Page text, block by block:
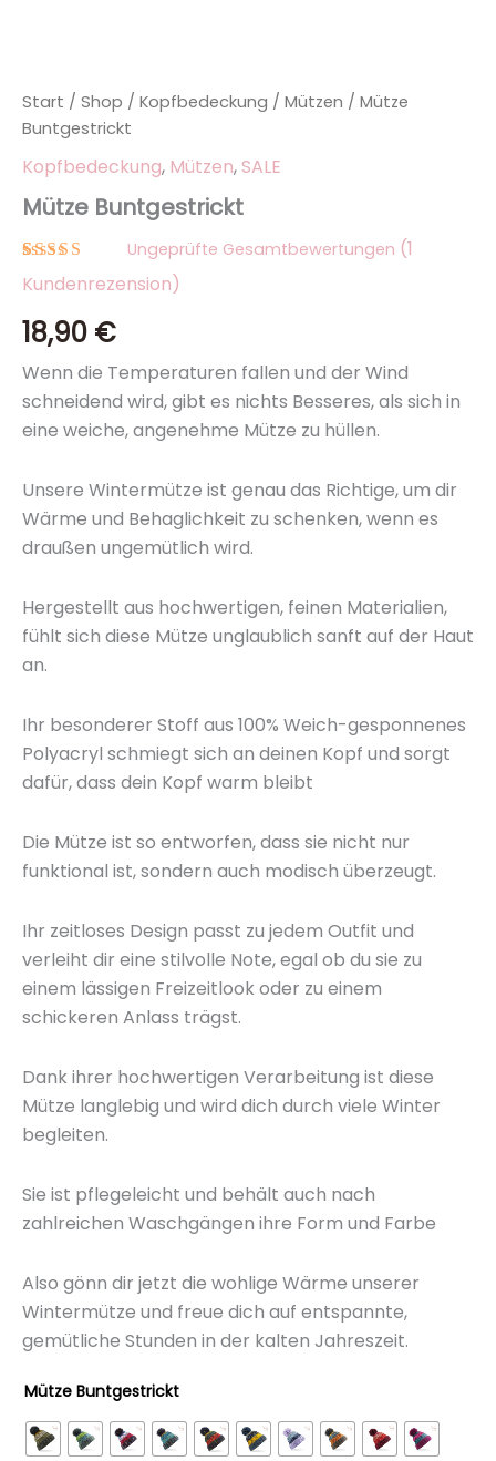
Start / Shop / Kopfbedeckung / Mützen / Mütze
Buntgestrickt
Kopfbedeckung, Mützen, SALE
Mütze Buntgestrickt
Bewertet
mit5.00
basierend
auf
1
Kundenbewertung
Ungeprüfte Gesamtbewertungen (1
Kundenrezension)
18,90 €
Wenn die Temperaturen fallen und der Wind
schneidend wird, gibt es nichts Besseres, als sich in
eine weiche, angenehme Mütze zu hüllen.
Unsere Wintermütze ist genau das Richtige, um dir
Wärme und Behaglichkeit zu schenken, wenn es
draußen ungemütlich wird.
Hergestellt aus hochwertigen, feinen Materialien,
fühlt sich diese Mütze unglaublich sanft auf der Haut
an.
Ihr besonderer Stoff aus 100% Weich-gesponnenes
Polyacryl schmiegt sich an deinen Kopf und sorgt
dafür, dass dein Kopf warm bleibt
Die Mütze ist so entworfen, dass sie nicht nur
funktional ist, sondern auch modisch überzeugt.
Ihr zeitloses Design passt zu jedem Outfit und
verleiht dir eine stilvolle Note, egal ob du sie zu
einem lässigen Freizeitlook oder zu einem
schickeren Anlass trägst.
Dank ihrer hochwertigen Verarbeitung ist diese
Mütze langlebig und wird dich durch viele Winter
begleiten.
Sie ist pflegeleicht und behält auch nach
zahlreichen Waschgängen ihre Form und Farbe
Also gönn dir jetzt die wohlige Wärme unserer
Wintermütze und freue dich auf entspannte,
gemütliche Stunden in der kalten Jahreszeit.
Mütze Buntgestrickt